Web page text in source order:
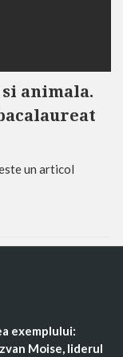
animala.
un articol
exemplului:
Moise, liderul